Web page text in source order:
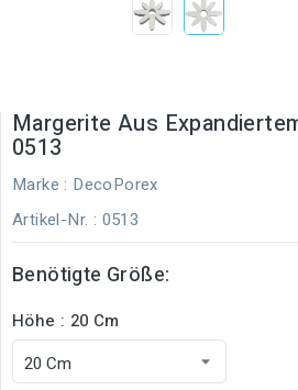
Margerite Aus
0513
Marke : DecoPorex
Artikel-Nr. : 0513
Benötigte Größe:
Höhe : 20 Cm